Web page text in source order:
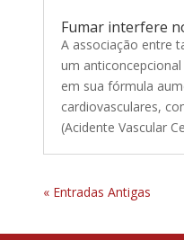
Fumar interfere
A associação entre
um
em sua fórmula
cardiovasculares,
(Acidente Vascular
« Entradas Antigas